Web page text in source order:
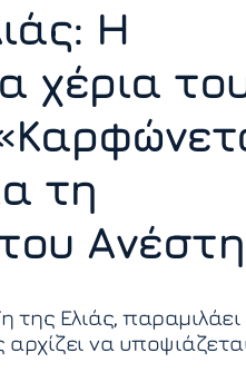
Η
χέρια
τη
της Ελιάς,
να